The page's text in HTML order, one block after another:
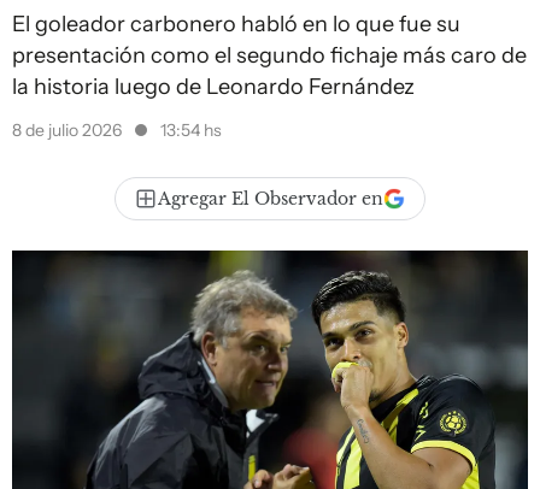
El goleador carbonero habló en lo que fue su
presentación como el segundo fichaje más caro de
la historia luego de Leonardo Fernández
8 de julio 2026 13:54 hs
Agregar El Observador en